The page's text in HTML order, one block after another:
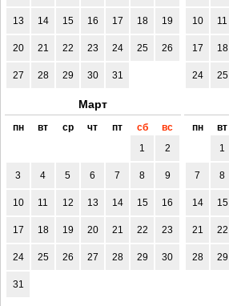
13 14 15 16 17 18 19
20 21 22 23 24 25 26
27 28 29 30 31
10 11
17 18
24 25
Март
пн вт ср чт пт сб
вс
1
2
3 4 5 6 7 8 9
10 11 12 13 14 15 16
17 18 19 20 21 22 23
24 25 26 27 28 29 30
31
пн вт
1
7 8
14 15
21 22
28 29